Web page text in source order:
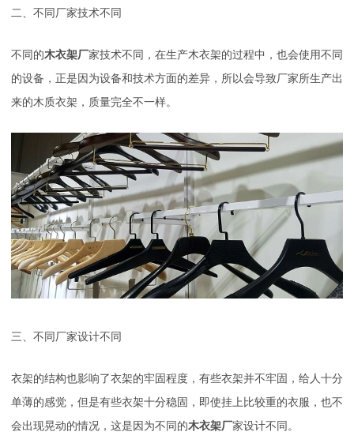
二、不同厂家技术不同
不同的木衣架厂家技术不同，在生产木衣架的过程中，也会使用不同
的设备，正是因为设备和技术方面的差异，所以会导致厂家所生产出
来的木质衣架，质量完全不一样。
三、不同厂家设计不同
衣架的结构也影响了衣架的牢固程度，有些衣架并不牢固，给人十分
单薄的感觉，但是有些衣架十分稳固，即使挂上比较重的衣服，也不
会出现晃动的情况，这是因为不同的木衣架厂家设计不同。